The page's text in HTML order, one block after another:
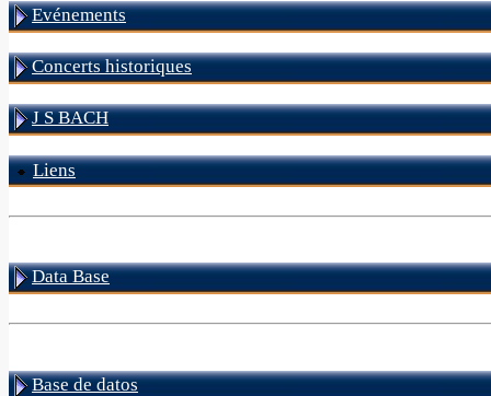
Evénements
Concerts historiques
J S BACH
Liens
Data Base
Base de datos